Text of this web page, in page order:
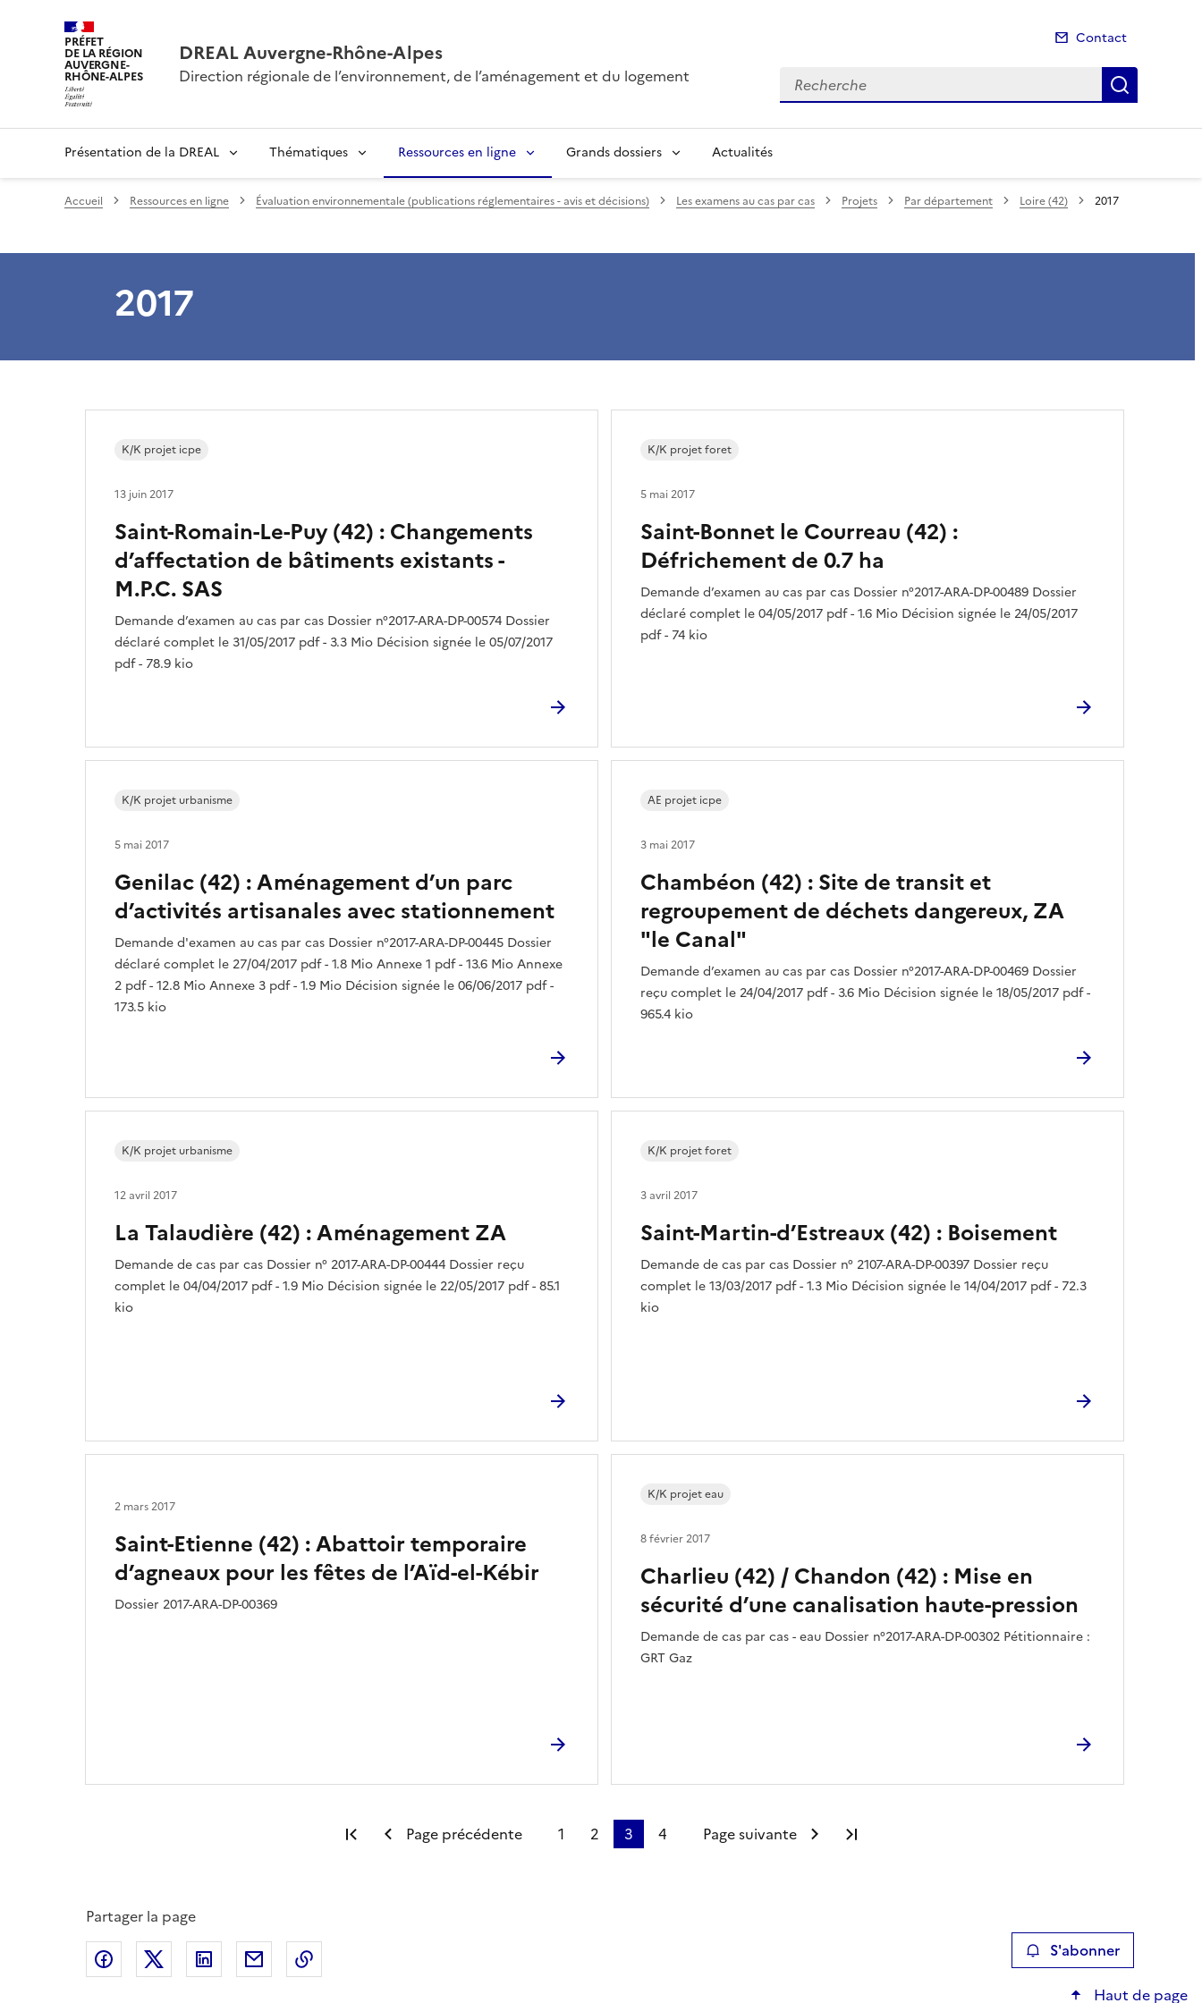
PRÉFET
DE LA RÉGION
AUVERGNE-
RHÔNE-ALPES
DREAL Auvergne-Rhône-Alpes
Direction régionale de l’environnement, de l’aménagement et du logement
Contact
Recherche
Présentation de la DREAL Thématiques Ressources en ligne Grands dossiers Actualités
Accueil Ressources en ligne Évaluation environnementale (publications réglementaires - avis et décisions) Les examens au cas par cas Projets Par département Loire (42) 2017
2017
Saint-Romain-Le-Puy (42) : Changements
d’affectation de bâtiments existants -
M.P.C. SAS
Demande d’examen au cas par cas Dossier n°2017-ARA-DP-00574 Dossier
déclaré complet le 31/05/2017 pdf - 3.3 Mio Décision signée le 05/07/2017
pdf - 78.9 kio
K/K projet icpe
13 juin 2017
Saint-Bonnet le Courreau (42) :
Défrichement de 0.7 ha
Demande d’examen au cas par cas Dossier n°2017-ARA-DP-00489 Dossier
déclaré complet le 04/05/2017 pdf - 1.6 Mio Décision signée le 24/05/2017
pdf - 74 kio
K/K projet foret
5 mai 2017
Genilac (42) : Aménagement d’un parc
d’activités artisanales avec stationnement
Demande d'examen au cas par cas Dossier n°2017-ARA-DP-00445 Dossier
déclaré complet le 27/04/2017 pdf - 1.8 Mio Annexe 1 pdf - 13.6 Mio Annexe
2 pdf - 12.8 Mio Annexe 3 pdf - 1.9 Mio Décision signée le 06/06/2017 pdf -
173.5 kio
K/K projet urbanisme
5 mai 2017
Chambéon (42) : Site de transit et
regroupement de déchets dangereux, ZA
"le Canal"
Demande d’examen au cas par cas Dossier n°2017-ARA-DP-00469 Dossier
reçu complet le 24/04/2017 pdf - 3.6 Mio Décision signée le 18/05/2017 pdf -
965.4 kio
AE projet icpe
3 mai 2017
La Talaudière (42) : Aménagement ZA
Demande de cas par cas Dossier n° 2017-ARA-DP-00444 Dossier reçu
complet le 04/04/2017 pdf - 1.9 Mio Décision signée le 22/05/2017 pdf - 85.1
kio
K/K projet urbanisme
12 avril 2017
Saint-Martin-d’Estreaux (42) : Boisement
Demande de cas par cas Dossier n° 2107-ARA-DP-00397 Dossier reçu
complet le 13/03/2017 pdf - 1.3 Mio Décision signée le 14/04/2017 pdf - 72.3
kio
K/K projet foret
3 avril 2017
Saint-Etienne (42) : Abattoir temporaire
d’agneaux pour les fêtes de l’Aïd-el-Kébir
Dossier 2017-ARA-DP-00369
2 mars 2017
Charlieu (42) / Chandon (42) : Mise en
sécurité d’une canalisation haute-pression
Demande de cas par cas - eau Dossier n°2017-ARA-DP-00302 Pétitionnaire :
GRT Gaz
K/K projet eau
8 février 2017
Première page
Page précédente 1 2 3 4 Page suivante
Partager la page
Partager sur Facebook
Partager sur XPartager sur LinkedIn
Partager par email S'abonner
Haut de page